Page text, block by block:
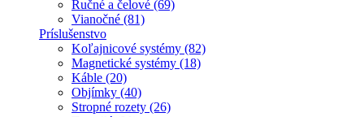
Ručné a čelové (69)
Vianočné (81)
Príslušenstvo
Koľajnicové systémy (82)
Magnetické systémy (18)
Káble (20)
Objímky (40)
Stropné rozety (26)